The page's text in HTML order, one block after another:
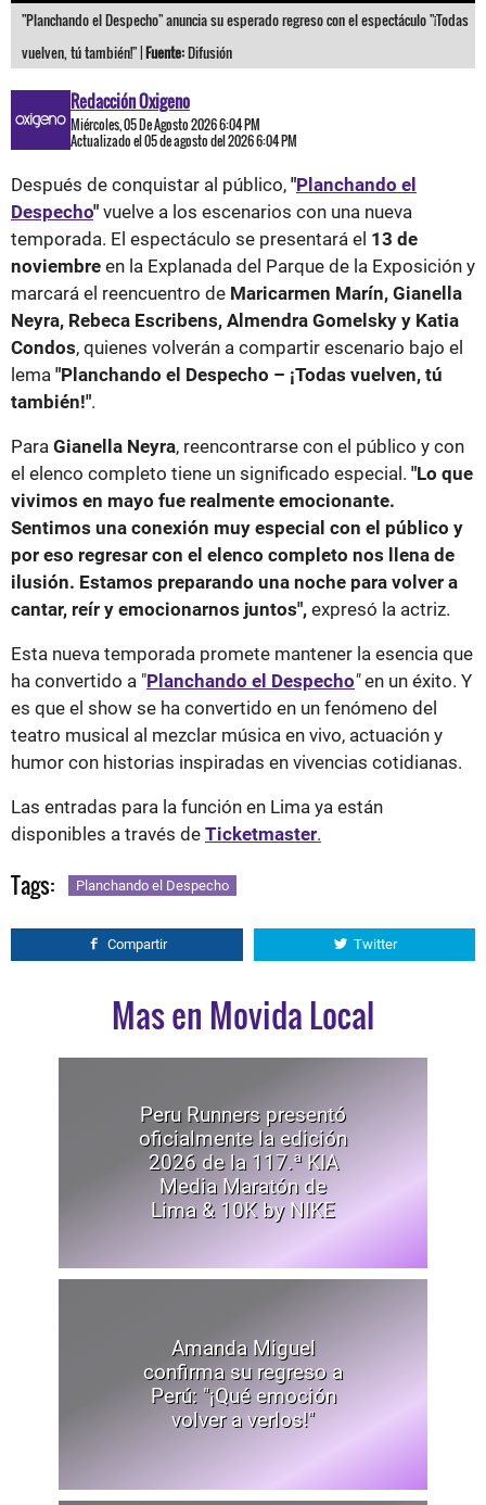
"Planchando el Despecho" anuncia su esperado regreso con el espectáculo "¡Todas
vuelven, tú también!" |Fuente:Difusión
Redacción Oxigeno
Miércoles, 05 De Agosto 2026 6:04 PM
Actualizado el 05 de agosto del 2026 6:04 PM
Después de conquistar al público, "Planchando el
Despecho" vuelve a los escenarios con una nueva
temporada. El espectáculo se presentará el 13 de
noviembre en la Explanada del Parque de la Exposición y
marcará el reencuentro de Maricarmen Marín, Gianella
Neyra, Rebeca Escribens, Almendra Gomelsky y Katia
Condos, quienes volverán a compartir escenario bajo el
lema "Planchando el Despecho – ¡Todas vuelven, tú
también!".
Para Gianella Neyra, reencontrarse con el público y con
el elenco completo tiene un significado especial. "Lo que
vivimos en mayo fue realmente emocionante.
Sentimos una conexión muy especial con el público y
por eso regresar con el elenco completo nos llena de
ilusión. Estamos preparando una noche para volver a
cantar, reír y emocionarnos juntos", expresó la actriz.
Esta nueva temporada promete mantener la esencia que
ha convertido a "Planchando el Despecho"en un éxito. Y
es que el show se ha convertido en un fenómeno del
teatro musical al mezclar música en vivo, actuación y
humor con historias inspiradas en vivencias cotidianas.
Las entradas para la función en Lima ya están
disponibles a través de Ticketmaster.
Tags: Planchando el Despecho
Compartir Twitter
Mas en Movida Local
Peru Runners presentó
oficialmente la edición
2026 de la 117.ª KIA
Media Maratón de
Lima & 10K by NIKE
Amanda Miguel
confirma su regreso a
Perú: "¡Qué emoción
volver a verlos!"